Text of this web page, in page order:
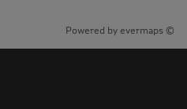
Powered by evermaps ©